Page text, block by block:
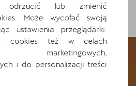
wyników
odrzucić lub zmienić
Może wycofać swoją
ustawienia przeglądarki.
cookies też w celach
marketingowych,
i do personalizacji treści